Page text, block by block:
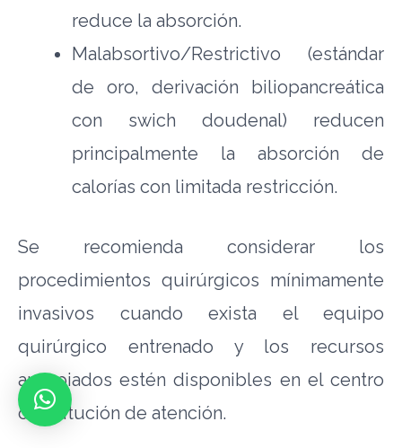
reduce la absorción.
Malabsortivo/Restrictivo (estándar
de oro, derivación biliopancreática
con swich doudenal) reducen
principalmente la absorción de
calorías con limitada restricción.
Se recomienda considerar los
procedimientos quirúrgicos mínimamente
invasivos cuando exista el equipo
quirúrgico entrenado y los recursos
apropiados estén disponibles en el centro
o institución de atención.